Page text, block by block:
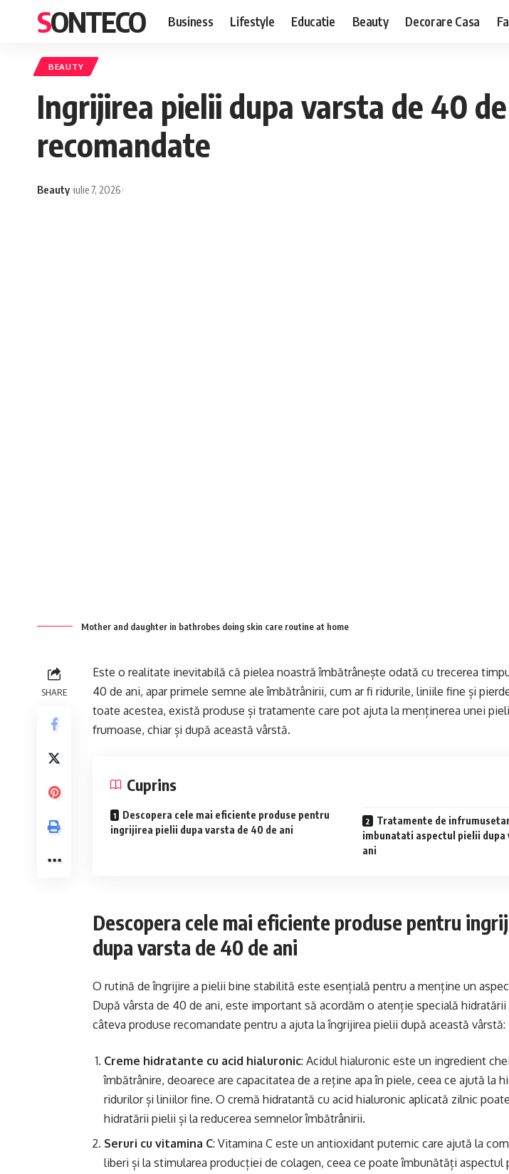
SONTECO Business Lifestyle Educatie Beauty Decorare Casa
BEAUTY
Ingrijirea pielii dupa varsta de 40
recomandate
Beauty iulie 7, 2026
Mother and daughter in bathrobes doing skin care routine at home
SHARE
Este o realitate inevitabilă că pielea noastră îmbătrânește odată cu trecerea
40 de ani, apar primele semne ale îmbătrânirii, cum ar fi ridurile, liniile fine și
toate acestea, există produse și tratamente care pot ajuta la menținerea unei
frumoase, chiar și după această vârstă.
Cuprins
Descopera cele mai eficiente produse pentru
ingrijirea pielii dupa varsta de 40 de ani
Tratamente de
imbunatati aspectul pielii dupa
ani
Descopera cele mai eficiente produse pentru
dupa varsta de 40 de ani
O rutină de îngrijire a pielii bine stabilită este esențială pentru a menține un
După vârsta de 40 de ani, este important să acordăm o atenție specială
câteva produse recomandate pentru a ajuta la îngrijirea pielii după această vârstă:
Creme hidratante cu acid hialuronic: Acidul hialuronic este un ingredient
îmbătrânire, deoarece are capacitatea de a reține apa în piele, ceea ce ajută la
ridurilor și liniilor fine. O cremă hidratantă cu acid hialuronic aplicată zilnic
hidratării pielii și la reducerea semnelor îmbătrânirii.
Seruri cu vitamina C: Vitamina C este un antioxidant puternic care ajută la
liberi și la stimularea producției de colagen, ceea ce poate îmbunătăți aspectul